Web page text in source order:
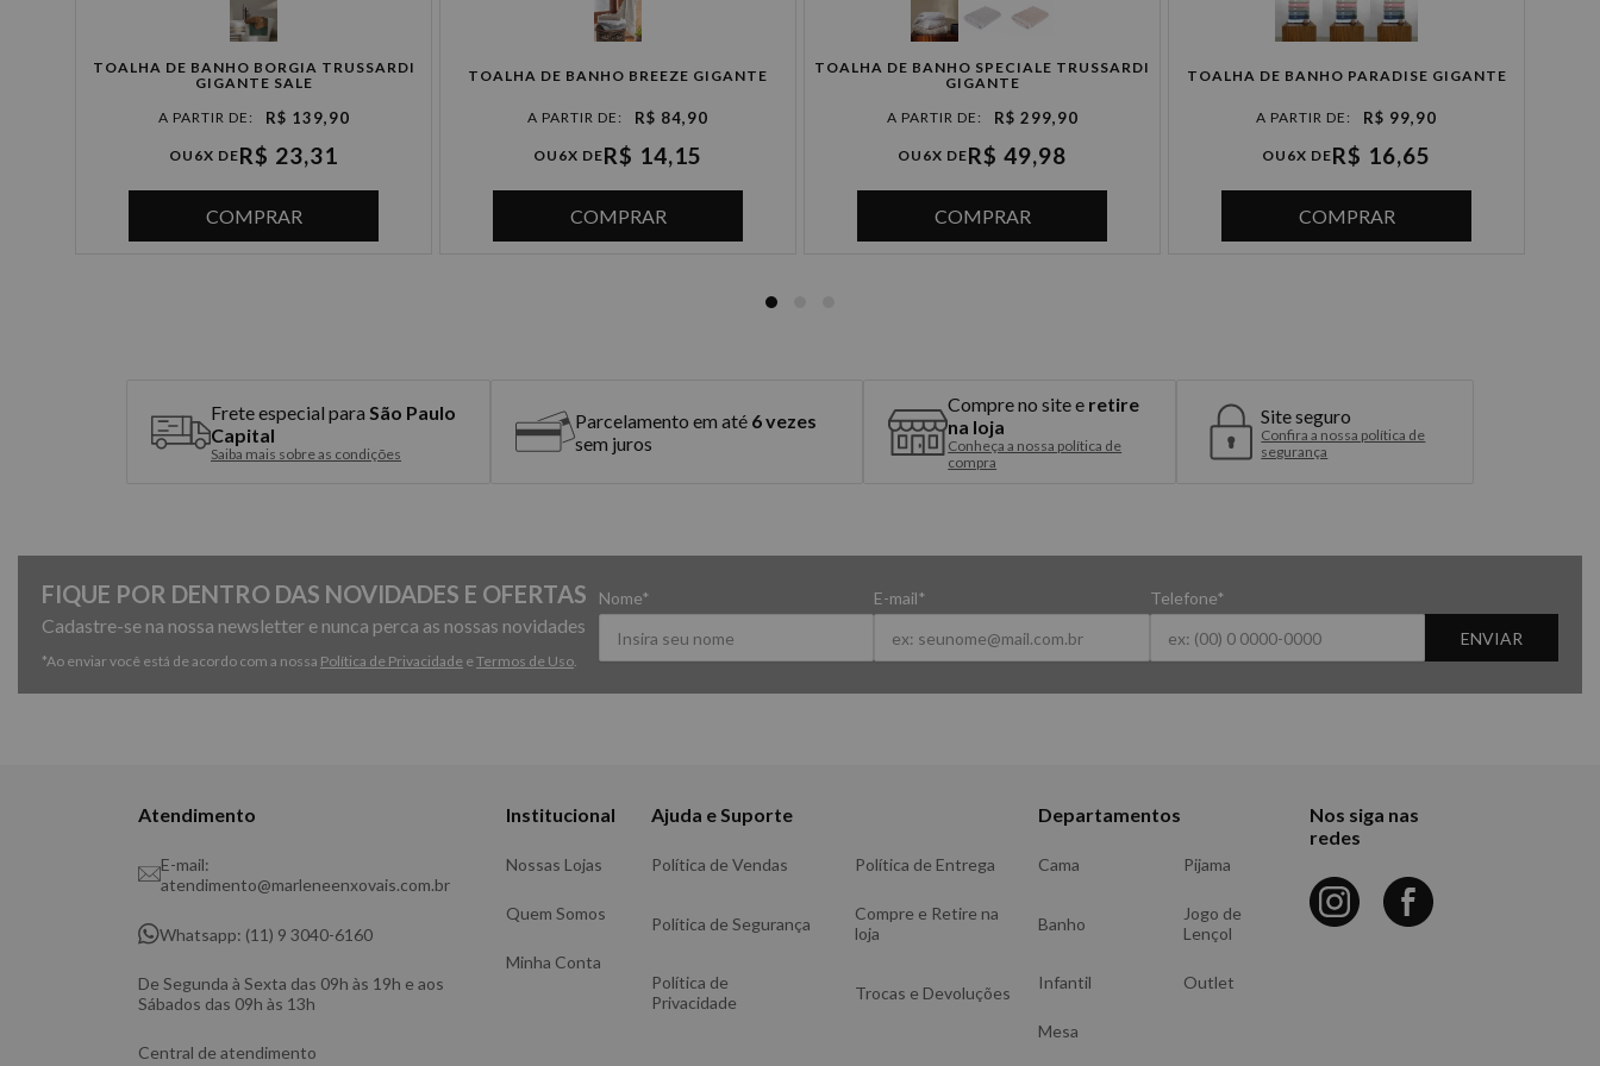
à vista R$ 199,90
2x de R$ 99,95 sem juros
3x de R$ 66,63 sem juros
4x de R$ 49,97 sem juros
5x de R$ 39,98 sem juros
TOALHA DE BANHO BORGIA TRUSSARDI
GIGANTE SALE
R$ 139,90
OU 6X DER$ 23,31
COMPRAR
TOALHA DE BANHO BREEZE GIGANTE
R$ 84,90
OU 6X DER$ 14,15
COMPRAR
TOALHA DE BANHO SPECIALE TRUSSARDI
GIGANTE
R$ 299,90
OU 6X DER$ 49,98
COMPRAR
TOALHA DE BANHO PARADISE GIGANTE
R$ 99,90
OU 6X DER$ 16,65
COMPRAR
Frete especial para São Paulo
Capital
Saiba mais sobre as condições
Parcelamento em até 6 vezes
sem juros
Compre no site e retire
na loja
Conheça a nossa política de
compra
Site seguro
Confira a nossa política de
segurança
FIQUE POR DENTRO DAS NOVIDADES E OFERTAS
Cadastre-se na nossa newsletter e nunca perca as nossas novidades
*Ao enviar você está de acordo com a nossa Política de Privacidade e Termos de Uso.
Nome* E-mail*
Telefone*
ENVIAR
Atendimento
E-mail:
atendimento@marleneenxovais.com.br
Whatsapp: (11) 9 3040-6160
De Segunda à Sexta das 09h às 19h e aos
Sábados das 09h às 13h
Central de atendimento
Institucional
Nossas Lojas
Quem Somos
Minha Conta
Ajuda e Suporte
Política de Vendas Política de Entrega
Política de Segurança
Compre e Retire na
loja
Política de
Privacidade
Trocas e Devoluções
Departamentos
Cama Pijama
Banho
Jogo de
Lençol
Infantil Outlet
Mesa
Nos siga nas
redes